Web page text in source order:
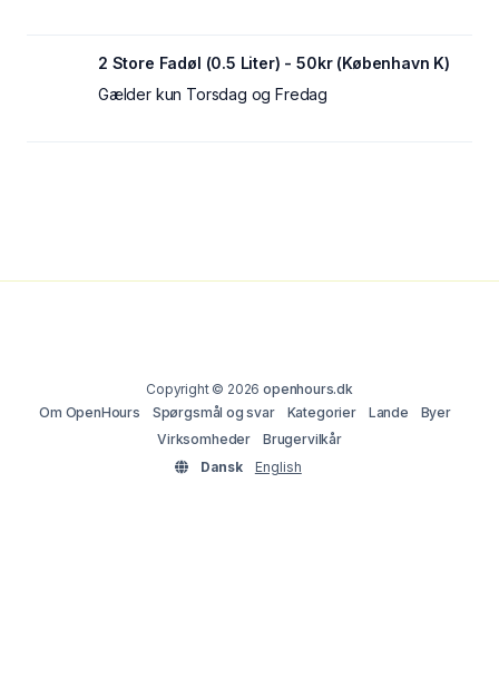
2 Store Fadøl (0.5 Liter) - 50kr (København K)
Gælder kun Torsdag og Fredag
Copyright © 2026openhours.dk
Om OpenHours
Spørgsmål og svar Kategorier Lande
Byer
Virksomheder
Brugervilkår
Dansk
English